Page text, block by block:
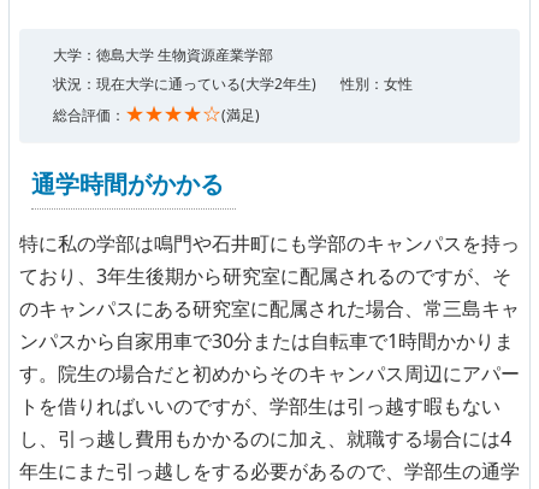
大学：徳島大学 生物資源産業学部
状況：現在大学に通っている(大学2年生)
性別：女性
総合評価： ★★★★☆(満足)
通学時間がかかる
特に私の学部は鳴門や石井町にも学部のキャンパスを持っ
ており、3年生後期から研究室に配属されるのですが、そ
のキャンパスにある研究室に配属された場合、常三島キャ
ンパスから自家用車で30分または自転車で1時間かかりま
す。院生の場合だと初めからそのキャンパス周辺にアパー
トを借りればいいのですが、学部生は引っ越す暇もない
し、引っ越し費用もかかるのに加え、就職する場合には4
年生にまた引っ越しをする必要があるので、学部生の通学